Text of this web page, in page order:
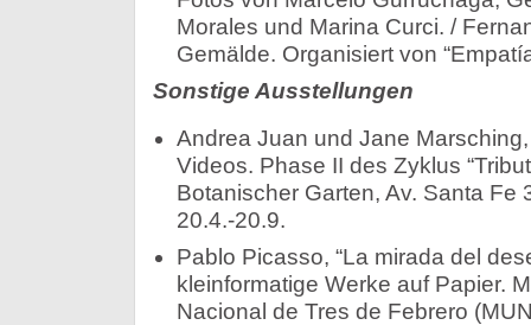
Morales und Marina Curci. /
Gemälde. Organisiert von
Sonstige Ausstellungen
Andrea Juan und Jane Marsching,
Videos. Phase II des Zyklus
Botanischer Garten, Av. Santa Fe
20.4.-20.9.
Pablo Picasso, “La mirada del
kleinformatige Werke auf Papier.
Nacional de Tres de Febrero